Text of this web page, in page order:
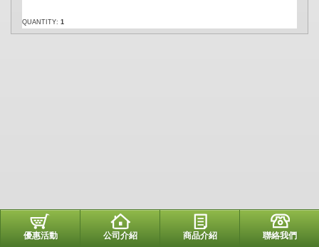
QUANTITY: 1
優惠活動 公司介紹 商品介紹 聯絡我們